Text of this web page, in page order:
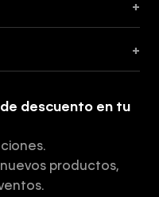
+
+
descuento en tu
productos,